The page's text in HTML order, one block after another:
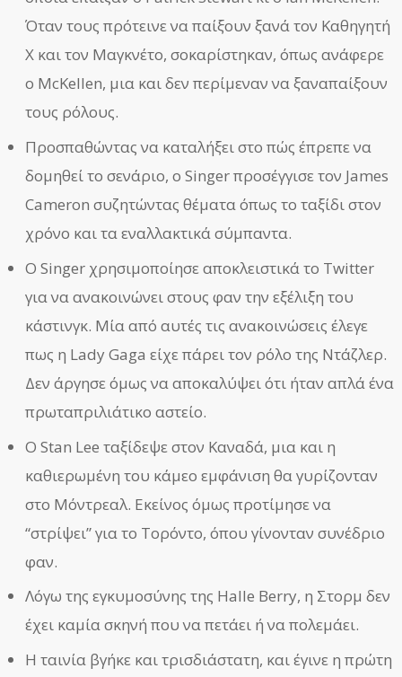
Όταν τους πρότεινε να παίξουν ξανά τον Καθηγητή
Χ και τον Μαγκνέτο, σοκαρίστηκαν, όπως ανάφερε
ο McKellen, μια και δεν περίμεναν να ξαναπαίξουν
τους ρόλους.
Προσπαθώντας να καταλήξει στο πώς έπρεπε να
δομηθεί το σενάριο, ο Singer προσέγγισε τον James
Cameron συζητώντας θέματα όπως το ταξίδι στον
χρόνο και τα εναλλακτικά σύμπαντα.
Ο Singer χρησιμοποίησε αποκλειστικά το Twitter
για να ανακοινώνει στους φαν την εξέλιξη του
κάστινγκ. Μία από αυτές τις ανακοινώσεις έλεγε
πως η Lady Gaga είχε πάρει τον ρόλο της Ντάζλερ.
Δεν άργησε όμως να αποκαλύψει ότι ήταν απλά ένα
πρωταπριλιάτικο αστείο.
Ο Stan Lee ταξίδεψε στον Καναδά, μια και η
καθιερωμένη του κάμεο εμφάνιση θα γυρίζονταν
στο Μόντρεαλ. Εκείνος όμως προτίμησε να
“στρίψει” για το Τορόντο, όπου γίνονταν συνέδριο
φαν.
Λόγω της εγκυμοσύνης της Halle Berry, η Στορμ δεν
έχει καμία σκηνή που να πετάει ή να πολεμάει.
Η ταινία βγήκε και τρισδιάστατη, και έγινε η πρώτη